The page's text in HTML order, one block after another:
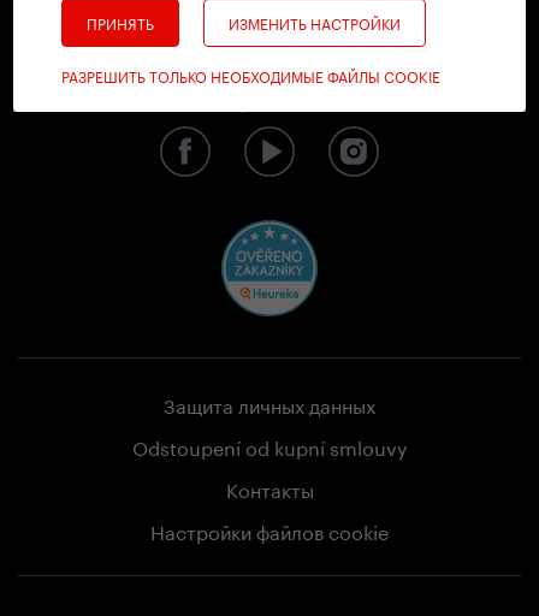
ПРИНЯТЬ ИЗМЕНИТЬ НАСТРОЙКИ
РАЗРЕШИТЬ ТОЛЬКО НЕОБХОДИМЫЕ ФАЙЛЫ COOKIE
Пон–Пят 8:30–16:00
Защита личных данных
Odstoupení od kupní smlouvy
Контакты
Настройки файлов cookie